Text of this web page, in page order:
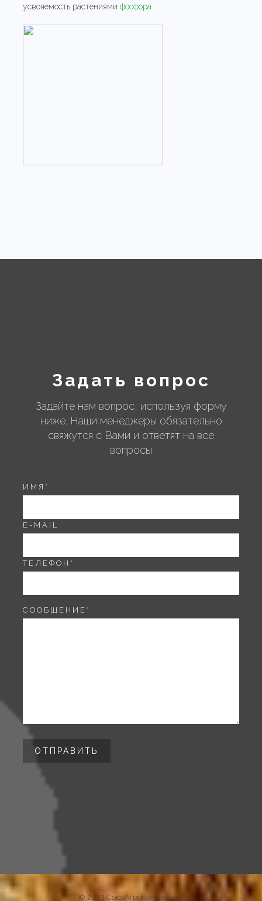
усвояемость растениями фосфора
Задать вопрос
Задайте нам вопрос, используя форму
ниже. Наши менеджеры обязательно
свяжутся с Вами и ответят на все
вопросы
ИМЯ *
E-MAIL
ТЕЛЕФОН *
СООБЩЕНИЕ *
© 2023 СоюзАгроКонсалтинг